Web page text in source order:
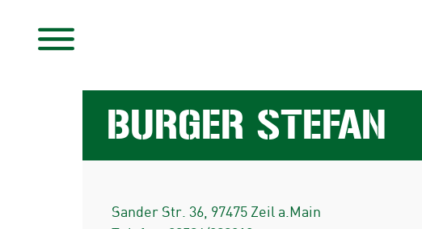
BURGER STEFAN
Sander Str. 36 97475 Zeil a.Main